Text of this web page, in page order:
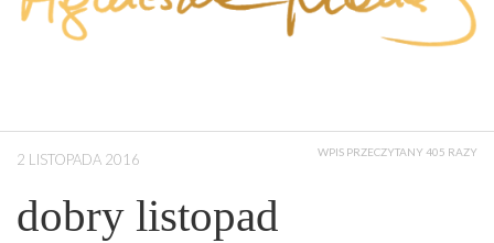
2 LISTOPADA 2016 WPIS PRZECZYTANY 405 RAZY
dobry listopad